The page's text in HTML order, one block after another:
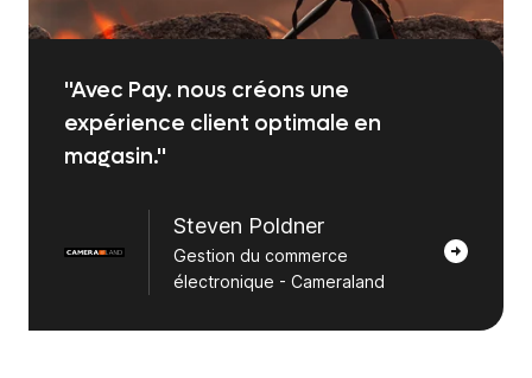
''Avec Pay. nous créons une
expérience client optimale en
magasin.''
Steven Poldner
Gestion du commerce
électronique - Cameraland